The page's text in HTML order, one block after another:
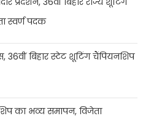
स्वर्ण पदक
36वीं बिहार स्टेट शूटिंग चैंपियनशिप
का भव्य समापन, विजेता